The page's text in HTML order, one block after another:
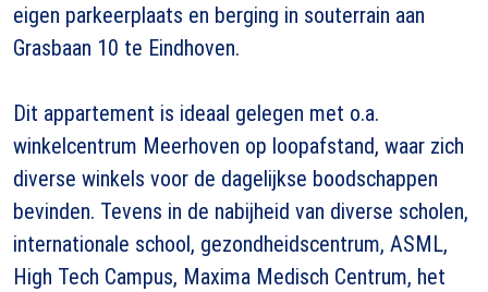
eigen parkeerplaats en berging in souterrain aan
Grasbaan 10 te Eindhoven.
Dit appartement is ideaal gelegen met o.a.
winkelcentrum Meerhoven op loopafstand, waar zich
diverse winkels voor de dagelijkse boodschappen
bevinden. Tevens in de nabijheid van diverse scholen,
internationale school, gezondheidscentrum, ASML,
High Tech Campus, Maxima Medisch Centrum, het